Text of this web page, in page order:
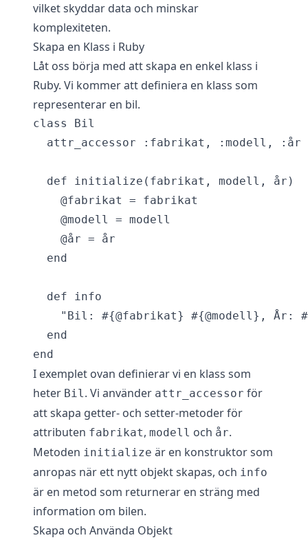
vilket skyddar data och minskar
komplexiteten.
Skapa en Klass i Ruby
Låt oss börja med att skapa en enkel klass i
Ruby. Vi kommer att definiera en klass som
representerar en bil.
class Bil
  attr_accessor :fabrikat, :modell, :år
  def initialize(fabrikat, modell, år)
    @fabrikat = fabrikat
    @modell = modell
    @år = år
  end
  def info
"Bil: #{@fabrikat} #{@modell}, År:
  end
I exemplet ovan definierar vi en klass som
heter Bil. Vi använder attr_accessor för
att skapa getter- och setter-metoder för
attributen fabrikat, modell och år.
Metoden initialize är en konstruktor som
anropas när ett nytt objekt skapas, och info
är en metod som returnerar en sträng med
information om bilen.
Skapa och Använda Objekt